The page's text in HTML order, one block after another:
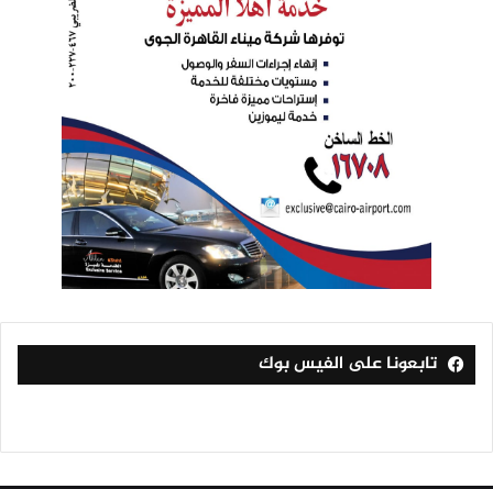
تابعونا على الفيس بوك